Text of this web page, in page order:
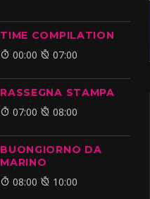
TIME COMPILATION
00:00 07:00
RASSEGNA STAMPA
07:00 08:00
BUONGIORNO DA
MARINO
08:00 10:00